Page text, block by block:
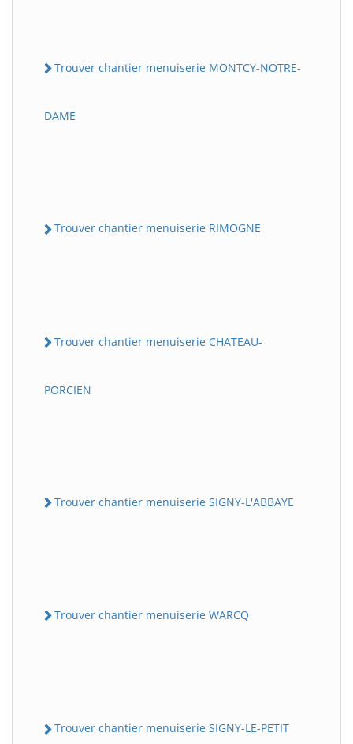
Trouver chantier menuiserie MONTCY-NOTRE-
DAME
Trouver chantier menuiserie RIMOGNE
Trouver chantier menuiserie CHATEAU-
PORCIEN
Trouver chantier menuiserie SIGNY-L'ABBAYE
Trouver chantier menuiserie WARCQ
Trouver chantier menuiserie SIGNY-LE-PETIT